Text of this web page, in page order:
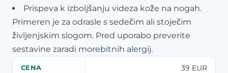
Prispeva k izboljšanju videza kože na nogah.
Primeren je za odrasle s sedečim ali stoječim
življenjskim slogom. Pred uporabo preverite
sestavine zaradi morebitnih alergij.
CENA 39 EUR